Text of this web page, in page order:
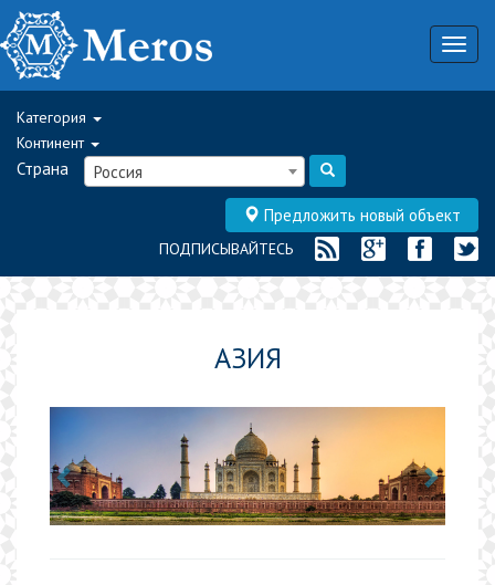
Категория
Континент
Страна Россия
Предложить новый объект
ПОДПИСЫВАЙТЕСЬ
АЗИЯ